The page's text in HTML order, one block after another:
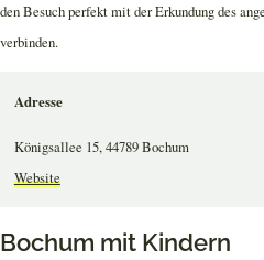
den Besuch perfekt mit der Erkundung des
verbinden.
Adresse
Königsallee 15, 44789 Bochum
Website
Bochum mit Kindern